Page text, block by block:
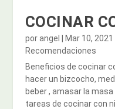
COCINAR
porangel | Mar 10, 2021
Recomendaciones
Beneficios de cocinar
hacer un bizcocho,
beber , amasar la
tareas de cocinar con